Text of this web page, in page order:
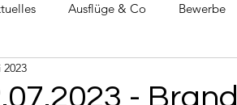
Ausflüge & Co Bewerbe
Einsätze 2022
-
2023